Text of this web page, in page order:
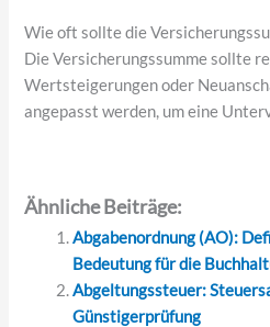
Wie oft sollte die
Die Versicherungssumme sollte
Wertsteigerungen oder
angepasst werden, um eine
Ähnliche Beiträge:
Abgabenordnung (AO):
Bedeutung für die
Abgeltungssteuer:
Günstigerprüfung